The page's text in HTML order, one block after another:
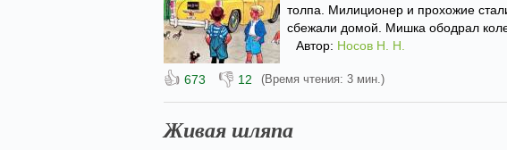
толпа. Милиционер и прохожие
сбежали домой. Мишка ободрал
Автор: Носов Н. Н.
👍 673 👎 12 (Время чтения: 3 мин.)
Живая шляпа